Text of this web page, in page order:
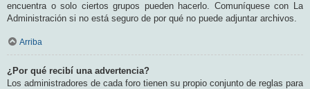
encuentra o solo ciertos grupos pueden hacerlo. Comuníquese con La
Administración si no está seguro de por qué no puede adjuntar archivos.
Arriba
¿Por qué recibí una advertencia?
Los administradores de cada foro tienen su propio conjunto de reglas para